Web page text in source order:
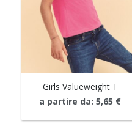
Girls Valueweight T
a partire da:5,65 €